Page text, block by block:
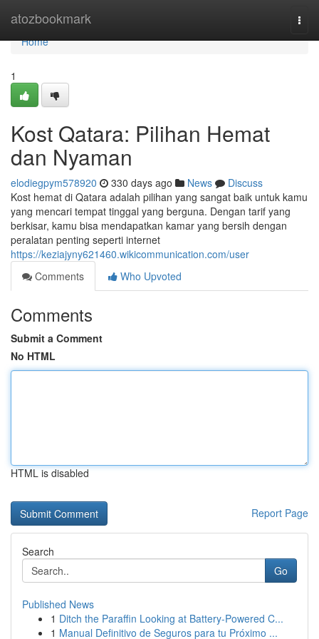
atozbookmark
Home
Home
1
Kost Qatara: Pilihan Hemat
dan Nyaman
elodiegpym578920 330 days ago News
Discuss
Kost hemat di Qatara adalah pilihan yang sangat baik untuk kamu
yang mencari tempat tinggal yang berguna. Dengan tarif yang
berkisar, kamu bisa mendapatkan kamar yang bersih dengan
peralatan penting seperti internet
https://keziajyny621460.wikicommunication.com/user
Comments
Who Upvoted
Comments
Submit a Comment
No HTML
HTML is disabled
Report Page
Search
Go
Published News
1 Ditch the Paraffin Looking at Battery-Powered C...
1 Manual Definitivo de Seguros para tu Próximo ...